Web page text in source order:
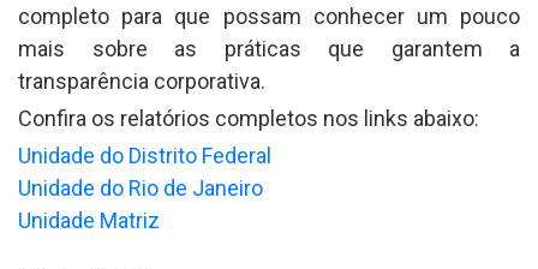
completo para que possam conhecer um pouco
mais sobre as práticas que garantem a
transparência corporativa.
Confira os relatórios completos nos links abaixo:
Unidade do Distrito Federal
Unidade do Rio de Janeiro
Unidade Matriz